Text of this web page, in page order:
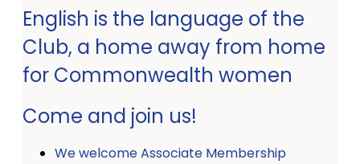
English is the language of the
Club, a home away from home
for Commonwealth women
Come and join us!
We welcome Associate Membership